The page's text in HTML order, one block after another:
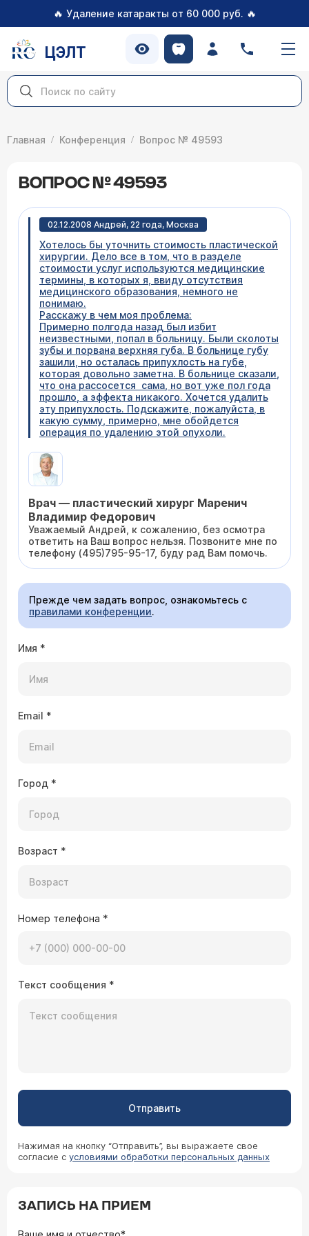
🔥 Удаление катаракты от 60 000 руб. 🔥
ЦЭЛТ
Главная Конференция Вопрос № 49593
ВОПРОС № 49593
02.12.2008 Андрей, 22 года, Москва
Хотелось бы уточнить стоимость пластической
хирургии. Дело все в том, что в разделе
стоимости услуг используются медицинские
термины, в которых я, ввиду отсутствия
медицинского образования, немного не
понимаю.
Расскажу в чем моя проблема:
Примерно полгода назад был избит
неизвестными, попал в больницу. Были сколоты
зубы и порвана верхняя губа. В больнице губу
зашили, но осталась припухлость на губе,
которая довольно заметна. В больнице сказали,
что она рассосется сама, но вот уже пол года
прошло, а эффекта никакого. Хочется удалить
эту припухлость. Подскажите, пожалуйста, в
какую сумму, примерно, мне обойдется
операция по удалению этой опухоли.
Врач — пластический хирург Маренич
Владимир Федорович
Уважаемый Андрей, к сожалению, без осмотра
ответить на Ваш вопрос нельзя. Позвоните мне по
телефону (495)795-95-17, буду рад Вам помочь.
Прежде чем задать вопрос, ознакомьтесь с
правилами конференции.
Имя *
Email *
Город *
Возраст *
Номер телефона *
Текст сообщения *
Отправить
Нажимая на кнопку “Отправить”, вы выражаете свое
согласие с условиями обработки персональных данных
ЗАПИСЬ НА ПРИЕМ